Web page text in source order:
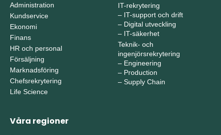
Administration
Kundservice
Ekonomi
Finans
HR och personal
Försäljning
Marknadsföring
Chefsrekrytering
Life Science
IT-rekrytering
– IT-support och drift
– Digital utveckling
– IT-säkerhet
Teknik- och
ingenjörsrekrytering
– Engineering
– Production
– Supply Chain
Våra regioner